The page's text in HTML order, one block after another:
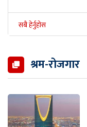
सबै हेर्नुहोस
श्रम-रोजगार